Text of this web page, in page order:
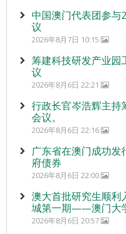
中国澳门代表团参与
议
2026年8月7日 10:15
筹建科技研发产业园
议
2026年8月6日 22:21
行政长官岑浩辉主持
会议。
2026年8月6日 22:16
广东省在澳门成功
府债券
2026年8月6日 22:00
澳大首批研究生顺利
城第一期——澳门大
2026年8月6日 20:57